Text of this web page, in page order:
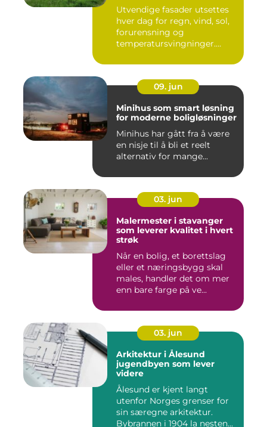
Utvendige fasader utsettes
hver dag for regn, vind, sol,
forurensning og
temperatursvingninger.
09. jun
Minihus som smart løsning
for moderne boligløsninger
Minihus har gått fra å være
en nisje til å bli et reelt
alternativ for mange...
03. jun
Malermester i stavanger
som leverer kvalitet i hvert
strøk
Når en bolig, et borettslag
eller et næringsbygg skal
males, handler det om mer
enn bare farge på ve...
03. jun
Arkitektur i Ålesund
jugendbyen som lever
videre
Ålesund er kjent langt
utenfor Norges grenser for
sin særegne arkitektur.
Bybrannen i 1904 la nesten...